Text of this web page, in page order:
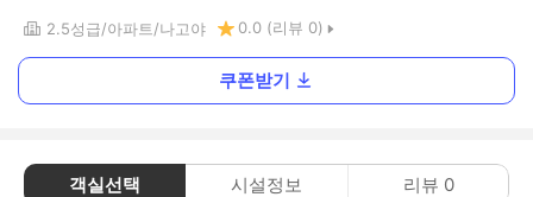
2.5성급 아파트 나고야 0.0 (리뷰 0)
쿠폰받기
객실선택 시설정보 리뷰 0